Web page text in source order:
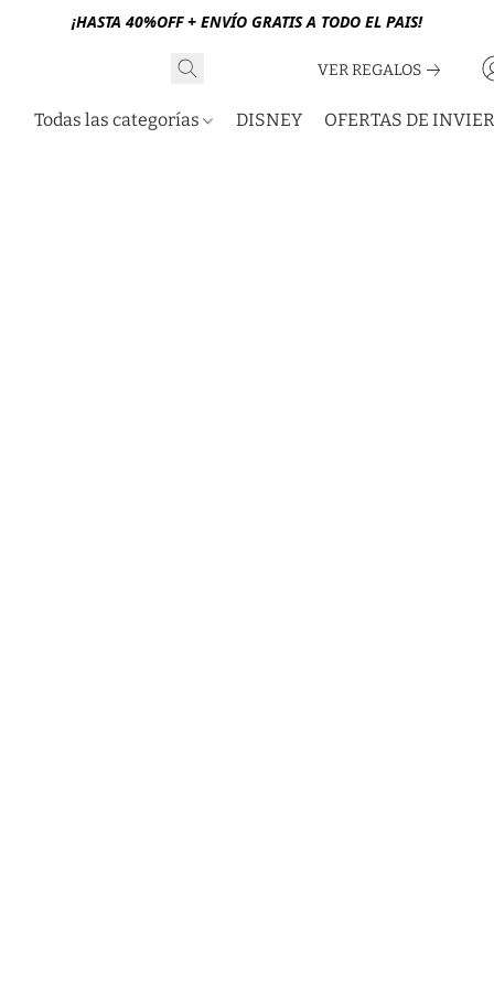
¡HASTA 40%OFF + ENVÍO GRATIS A TODO EL PAIS!
VER REGALOS
Todas las categorías DISNEY OFERTAS DE